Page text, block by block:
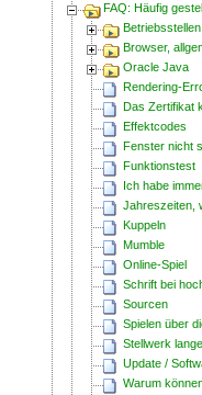
FAQ: Häufig
Browser,
Oracle Java
Rendering-
Das Zertifikat
Effektcodes
Fenster nicht
Funktionstest
Ich habe
Jahreszeiten,
Kuppeln
Mumble
Online-Spiel
Schrift bei
Sourcen
Spielen über
Stellwerk
Update /
Warum